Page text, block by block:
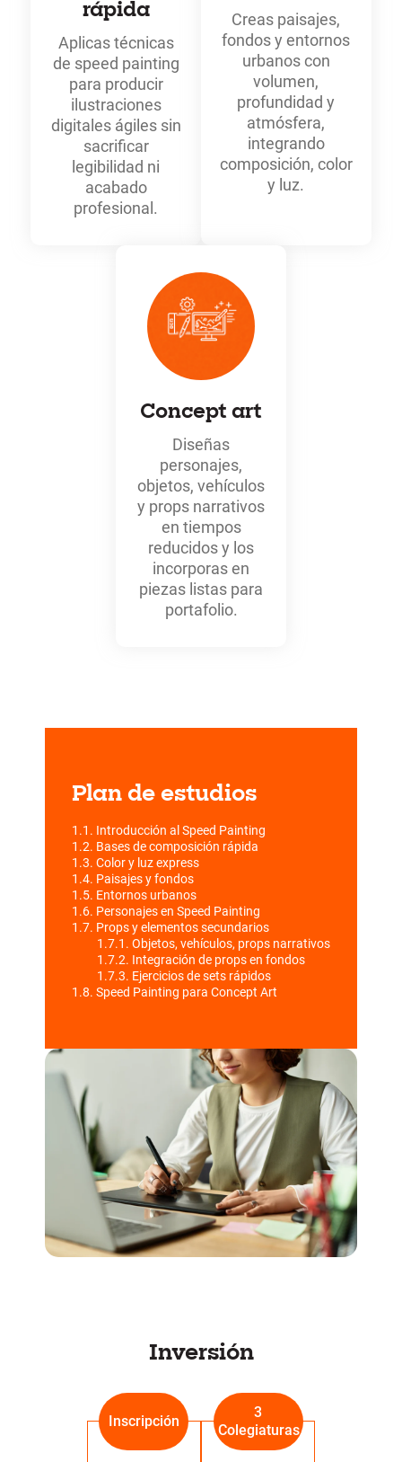
rápida
Aplicas técnicas
de speed painting
para producir
ilustraciones
digitales ágiles sin
sacrificar
legibilidad ni
acabado
profesional.
Creas paisajes,
fondos y entornos
urbanos con
volumen,
profundidad y
atmósfera,
integrando
composición, color
y luz.
Concept art
Diseñas
personajes,
objetos, vehículos
y props narrativos
en tiempos
reducidos y los
incorporas en
piezas listas para
portafolio.
Plan de estudios
1.1. Introducción al Speed Painting
1.2. Bases de composición rápida
1.3. Color y luz express
1.4. Paisajes y fondos
1.5. Entornos urbanos
1.6. Personajes en Speed Painting
1.7. Props y elementos secundarios
1.7.1. Objetos, vehículos, props narrativos
1.7.2. Integración de props en fondos
1.7.3. Ejercicios de sets rápidos
1.8. Speed Painting para Concept Art
Inversión
Inscripción
3
Colegiaturas